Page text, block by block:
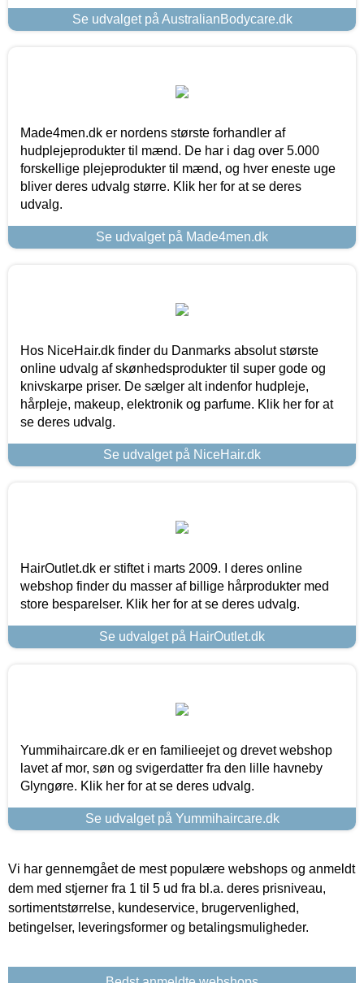
Se udvalget på AustralianBodycare.dk
Made4men.dk er nordens største forhandler af
hudplejeprodukter til mænd. De har i dag over 5.000
forskellige plejeprodukter til mænd, og hver eneste uge
bliver deres udvalg større. Klik her for at se deres
udvalg.
Se udvalget på Made4men.dk
Hos NiceHair.dk finder du Danmarks absolut største
online udvalg af skønhedsprodukter til super gode og
knivskarpe priser. De sælger alt indenfor hudpleje,
hårpleje, makeup, elektronik og parfume. Klik her for at
se deres udvalg.
Se udvalget på NiceHair.dk
HairOutlet.dk er stiftet i marts 2009. I deres online
webshop finder du masser af billige hårprodukter med
store besparelser. Klik her for at se deres udvalg.
Se udvalget på HairOutlet.dk
Yummihaircare.dk er en familieejet og drevet webshop
lavet af mor, søn og svigerdatter fra den lille havneby
Glyngøre. Klik her for at se deres udvalg.
Se udvalget på Yummihaircare.dk
Vi har gennemgået de mest populære webshops og anmeldt
dem med stjerner fra 1 til 5 ud fra bl.a. deres prisniveau,
sortimentstørrelse, kundeservice, brugervenlighed,
betingelser, leveringsformer og betalingsmuligheder.